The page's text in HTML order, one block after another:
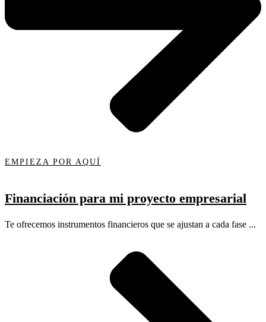
EMPIEZA POR AQUÍ
Financiación para mi proyecto empresarial
Te ofrecemos instrumentos financieros que se ajustan a cada fase ...